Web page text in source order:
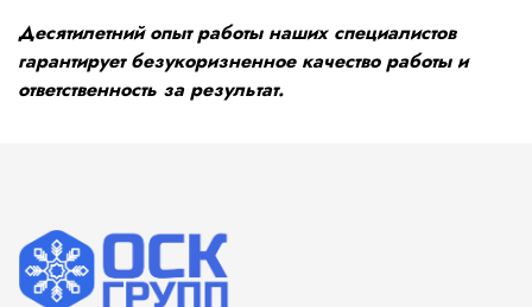
Десятилетний опыт работы наших специалистов
гарантирует безукоризненное качество работы и
ответственность за результат.